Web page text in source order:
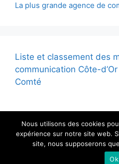
La plus grande agence de
Liste et classement des
communication Côte-
Comté
© 2026 - Tous
Nous utilisons des cookies
expérience sur notre site web.
site, nous supposerons
Ok